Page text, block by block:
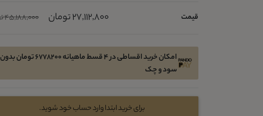
قیمت 27,112,800 تومان 45,188,000 تومان
امکان خرید اقساطی در 4 قسط ماهیانه 6778200 تومان بدون
سود و چک
برای خرید ابتدا وارد حساب خود شوید.